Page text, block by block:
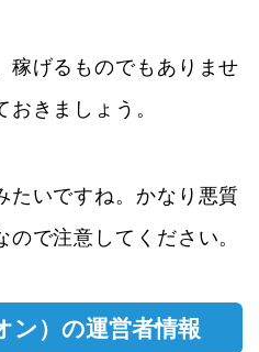
稼げるものでもありませ
きましょう。
たいですね。かなり悪質
で注意してください。
ン）の運営者情報